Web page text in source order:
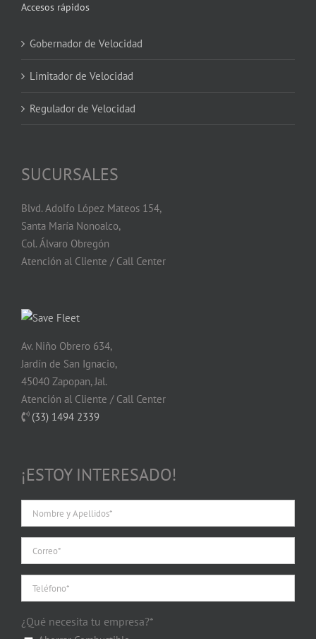
Accesos rápidos
Gobernador de Velocidad
Limitador de Velocidad
Regulador de Velocidad
SUCURSALES
Blvd. Adolfo López Mateos 154,
Santa María Nonoalco,
Col. Álvaro Obregón
Atención al Cliente / Call Center
Av. Niño Obrero 634,
Jardín de San Ignacio,
45040 Zapopan, Jal.
Atención al Cliente / Call Center
(33) 1494 2339
¡ESTOY INTERESADO!
¿Qué necesita tu empresa?*